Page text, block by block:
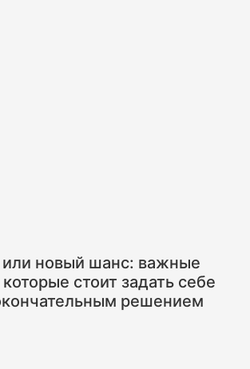
или новый шанс: важные
стоит задать себе
решением